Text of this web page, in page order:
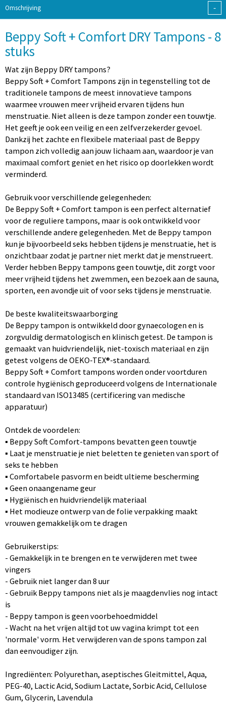
Omschrijving -
Beppy Soft + Comfort DRY Tampons - 8
stuks
Wat zijn Beppy DRY tampons?
Beppy Soft + Comfort Tampons zijn in tegenstelling tot de
traditionele tampons de meest innovatieve tampons
waarmee vrouwen meer vrijheid ervaren tijdens hun
menstruatie. Niet alleen is deze tampon zonder een touwtje.
Het geeft je ook een veilig en een zelfverzekerder gevoel.
Dankzij het zachte en flexibele materiaal past de Beppy
tampon zich volledig aan jouw lichaam aan, waardoor je van
maximaal comfort geniet en het risico op doorlekken wordt
verminderd.
Gebruik voor verschillende gelegenheden:
De Beppy Soft + Comfort tampon is een perfect alternatief
voor de reguliere tampons, maar is ook ontwikkeld voor
verschillende andere gelegenheden. Met de Beppy tampon
kun je bijvoorbeeld seks hebben tijdens je menstruatie, het is
onzichtbaar zodat je partner niet merkt dat je menstrueert.
Verder hebben Beppy tampons geen touwtje, dit zorgt voor
meer vrijheid tijdens het zwemmen, een bezoek aan de sauna,
sporten, een avondje uit of voor seks tijdens je menstruatie.
De beste kwaliteitswaarborging
De Beppy tampon is ontwikkeld door gynaecologen en is
zorgvuldig dermatologisch en klinisch getest. De tampon is
gemaakt van huidvriendelijk, niet-toxisch materiaal en zijn
getest volgens de OEKO-TEX®-standaard.
Beppy Soft + Comfort tampons worden onder voortduren
controle hygiënisch geproduceerd volgens de Internationale
standaard van ISO13485 (certificering van medische
apparatuur)
Ontdek de voordelen:
▪ Beppy Soft Comfort-tampons bevatten geen touwtje
▪ Laat je menstruatie je niet beletten te genieten van sport of
seks te hebben
▪ Comfortabele pasvorm en beidt ultieme bescherming
▪ Geen onaangename geur
▪ Hygiënisch en huidvriendelijk materiaal
▪ Het modieuze ontwerp van de folie verpakking maakt
vrouwen gemakkelijk om te dragen
Gebruikerstips:
- Gemakkelijk in te brengen en te verwijderen met twee
vingers
- Gebruik niet langer dan 8 uur
- Gebruik Beppy tampons niet als je maagdenvlies nog intact
is
- Beppy tampon is geen voorbehoedmiddel
- Wacht na het vrijen altijd tot uw vagina krimpt tot een
'normale' vorm. Het verwijderen van de spons tampon zal
dan eenvoudiger zijn.
Ingrediënten: Polyurethan, aseptisches Gleitmittel, Aqua,
PEG-40, Lactic Acid, Sodium Lactate, Sorbic Acid, Cellulose
Gum, Glycerin, Lavendula